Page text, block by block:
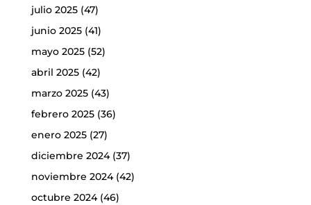
julio 2025(47)
junio 2025(41)
mayo 2025(52)
abril 2025(42)
marzo 2025(43)
febrero 2025(36)
enero 2025(27)
diciembre 2024(37)
noviembre 2024(42)
octubre 2024(46)